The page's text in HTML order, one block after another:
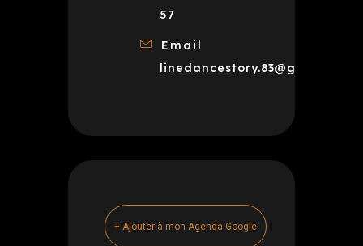
57
Email
linedancestory.83@gmail.com
+ Ajouter à mon Agenda Google